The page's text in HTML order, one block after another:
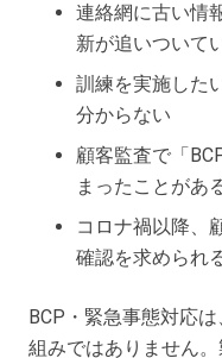
連絡網に古い情
新が追いついて
訓練を実施した
分からない
顧客監査で「
まったことがあ
コロナ禍以降、
確認を求められ
BCP・緊急事態対応
組みではありません